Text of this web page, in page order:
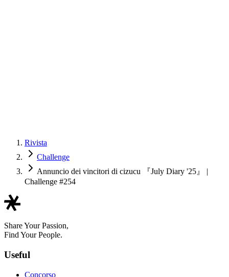
Rivista
Challenge
Annuncio dei vincitori di cizucu 『July Diary '25』 |
Challenge #254
Share Your Passion,
Find Your People.
Useful
Concorso